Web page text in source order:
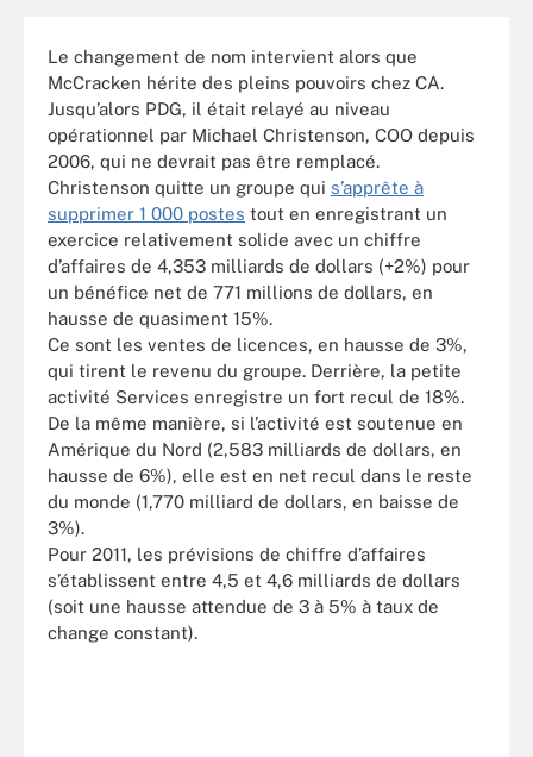
Le changement de nom intervient alors que
McCracken hérite des pleins pouvoirs chez CA.
Jusqu’alors PDG, il était relayé au niveau
opérationnel par Michael Christenson, COO depuis
2006, qui ne devrait pas être remplacé.
Christenson quitte un groupe qui s’apprête à
supprimer 1 000 postes tout en enregistrant un
exercice relativement solide avec un chiffre
d’affaires de 4,353 milliards de dollars (+2%) pour
un bénéfice net de 771 millions de dollars, en
hausse de quasiment 15%.
Ce sont les ventes de licences, en hausse de 3%,
qui tirent le revenu du groupe. Derrière, la petite
activité Services enregistre un fort recul de 18%.
De la même manière, si l’activité est soutenue en
Amérique du Nord (2,583 milliards de dollars, en
hausse de 6%), elle est en net recul dans le reste
du monde (1,770 milliard de dollars, en baisse de
3%).
Pour 2011, les prévisions de chiffre d’affaires
s’établissent entre 4,5 et 4,6 milliards de dollars
(soit une hausse attendue de 3 à 5% à taux de
change constant).